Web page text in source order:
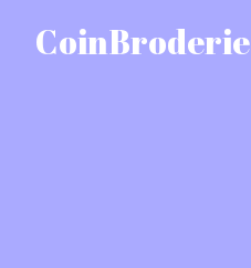
CoinBroderie